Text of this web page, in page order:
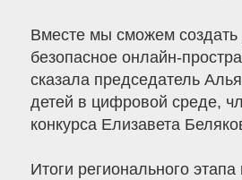
Вместе мы сможем создать
безопасное онлайн-
сказала председатель
детей в цифровой среде,
конкурса Елизавета
Итоги регионального этапа